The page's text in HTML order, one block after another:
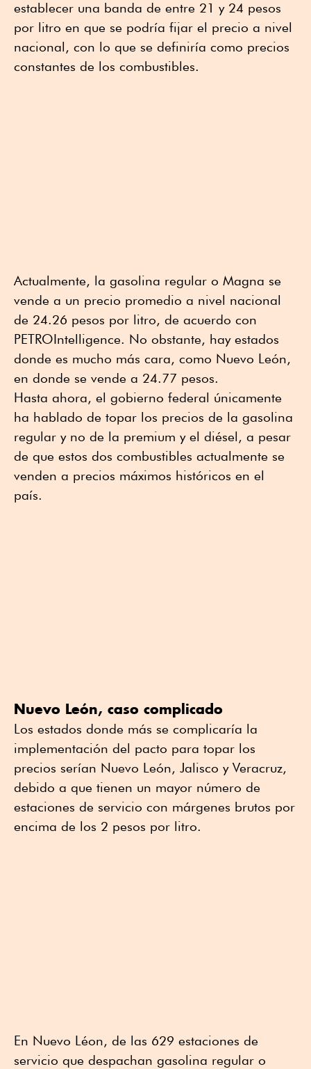
establecer una banda de entre 21 y 24 pesos
por litro en que se podría fijar el precio a nivel
nacional, con lo que se definiría como precios
constantes de los combustibles.
Actualmente, la gasolina regular o Magna se
vende a un precio promedio a nivel nacional
de 24.26 pesos por litro, de acuerdo con
PETROIntelligence. No obstante, hay estados
donde es mucho más cara, como Nuevo León,
en donde se vende a 24.77 pesos.
Hasta ahora, el gobierno federal únicamente
ha hablado de topar los precios de la gasolina
regular y no de la premium y el diésel, a pesar
de que estos dos combustibles actualmente se
venden a precios máximos históricos en el
país.
Nuevo León, caso complicado
Los estados donde más se complicaría la
implementación del pacto para topar los
precios serían Nuevo León, Jalisco y Veracruz,
debido a que tienen un mayor número de
estaciones de servicio con márgenes brutos por
encima de los 2 pesos por litro.
En Nuevo Léon, de las 629 estaciones de
servicio que despachan gasolina regular o